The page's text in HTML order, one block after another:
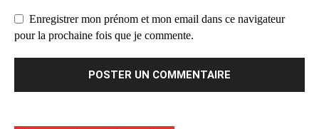
Enregistrer mon prénom et mon email dans ce navigateur
pour la prochaine fois que je commente.